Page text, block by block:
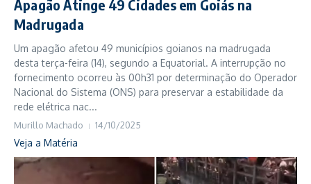
Apagão Atinge 49 Cidades em Goiás na
Madrugada
Um apagão afetou 49 municípios goianos na madrugada
desta terça-feira (14), segundo a Equatorial. A interrupção no
fornecimento ocorreu às 00h31 por determinação do Operador
Nacional do Sistema (ONS) para preservar a estabilidade da
rede elétrica nac...
Murillo Machado 14/10/2025
Veja a Matéria